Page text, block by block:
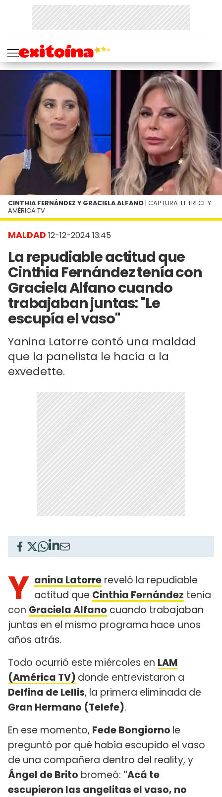
MALDAD 12-12-2024 13:45
La repudiable actitud que
Cinthia Fernández tenía con
Graciela Alfano cuando
trabajaban juntas: "Le
escupía el vaso"
Yanina Latorre contó una maldad
que la panelista le hacía a la
exvedette.
CINTHIA FERNÁNDEZ Y GRACIELA ALFANO | CAPTURA: EL TRECE Y
AMÉRICA TV
Y anina Latorre reveló la repudiable
actitud que Cinthia Fernández tenía
con Graciela Alfano cuando trabajaban
juntas en el mismo programa hace unos
años atrás.
Todo ocurrió este miércoles en LAM
(América TV) donde entrevistaron a
Delfina de Lellis, la primera eliminada de
Gran Hermano (Telefe).
En ese momento, Fede Bongiorno le
preguntó por qué había escupido el vaso
de una compañera dentro del reality, y
Ángel de Brito bromeó: "Acá te
escupieron las angelitas el vaso, no